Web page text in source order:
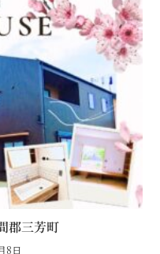
郡三芳町
8日